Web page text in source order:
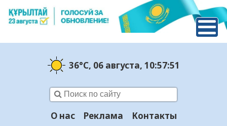
36°C, 06 августа, 10:57:51
О нас Реклама Контакты